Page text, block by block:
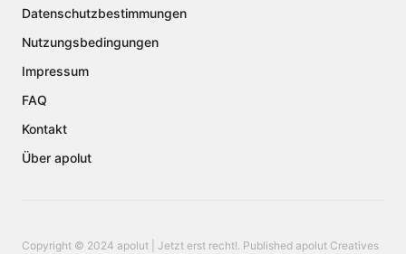
Datenschutzbestimmungen
Nutzungsbedingungen
Impressum
FAQ
Kontakt
Über apolut
Copyright © 2024 apolut | Jetzt erst recht!. Published apolut Creatives